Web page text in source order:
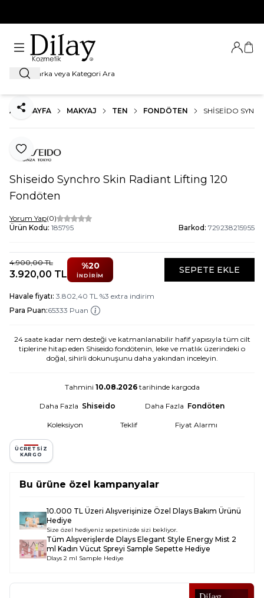
Ara
Giriş
ANA SAYFA MAKYAJ TEN FONDÖTEN SHISEIDO
Favoriye Ekle
Paylaş
Shiseido Synchro Skin Radiant Lifting 120
Fondöten
Yorum Yap(0)
Ürün Kodu: 185795 Barkod: 729238215955
4.900,00TL
3.920,00 TL
%20
İNDIRIM
SEPETE EKLE
Havale fiyatı: 3.802,40 TL %3 extra indirim
Para Puan:65333 Puan
24 saate kadar nem desteği ve katmanlanabilir hafif yapısıyla tüm cilt
tiplerine hitap eden Shiseido fondötenin, leke ve matlık üzerindeki o
doğal, sihirli dokunuşunu daha yakından inceleyin.
Tahmini 10.08.2026tarihinde kargoda
Daha Fazla Shiseido Daha Fazla Fondöten
Koleksiyon Teklif Fiyat Alarmı
ÜCRETSIZ
KARGO
Bu ürüne özel kampanyalar
10.000 TL Üzeri Alışverişinize Özel Dlays Bakım Ürünü
Hediye
Size özel hediyeniz sepetinizde sizi bekliyor.
Tüm Alışverişlerde Dlays Elegant Style Energy Mist 2
ml Kadın Vücut Spreyi Sample Sepette Hediye
Dlays 2 ml Sample Hediye